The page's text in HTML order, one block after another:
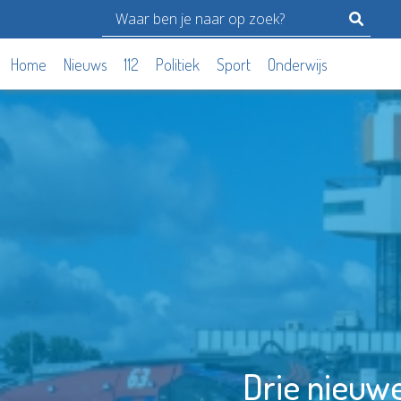
Home Nieuws 112 Politiek Sport Onderwijs
Drie